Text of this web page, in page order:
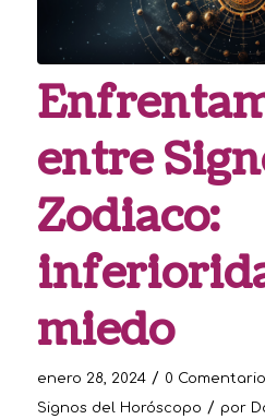
entre
Zodiaco:
miedo
enero 28, 2024 / 0
Signos del Horóscopo / por